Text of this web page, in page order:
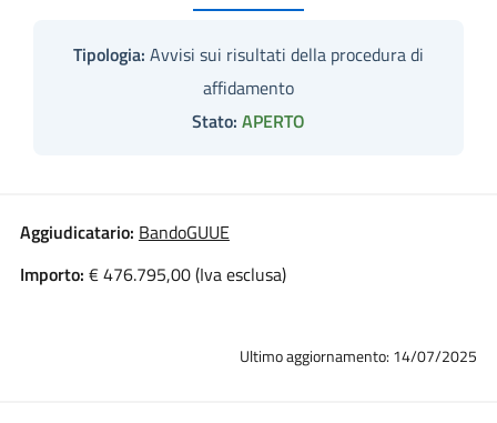
Tipologia: Avvisi sui risultati della procedura di
affidamento
Stato: APERTO
Aggiudicatario: BandoGUUE
Importo: € 476.795,00 (Iva esclusa)
Ultimo aggiornamento: 14/07/2025